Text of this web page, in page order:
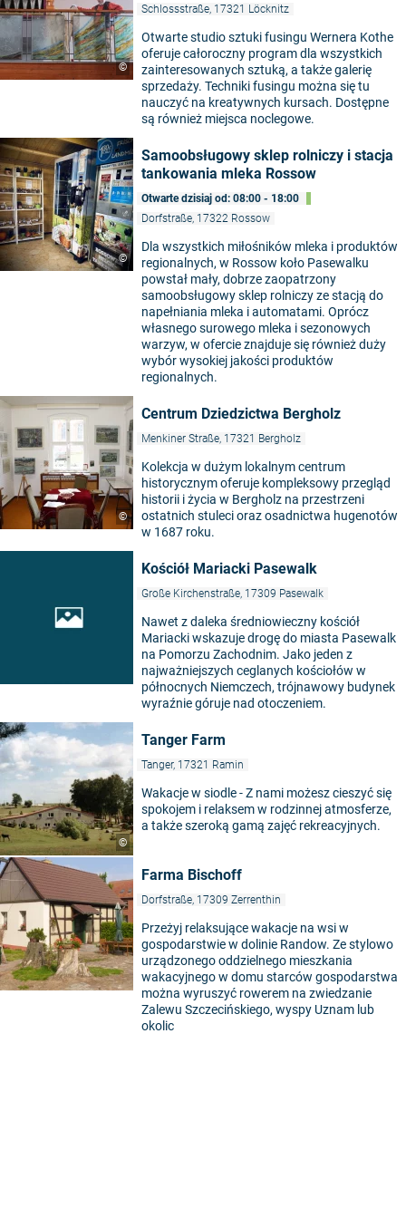
©
Schlossstraße, 17321 Löcknitz
Otwarte studio sztuki fusingu Wernera Kothe
oferuje całoroczny program dla wszystkich
zainteresowanych sztuką, a także galerię
sprzedaży. Techniki fusingu można się tu
nauczyć na kreatywnych kursach. Dostępne
są również miejsca noclegowe.
©
Samoobsługowy sklep rolniczy i stacja
tankowania mleka Rossow
Otwarte dzisiaj od: 08:00 - 18:00
Dorfstraße, 17322 Rossow
Dla wszystkich miłośników mleka i produktów
regionalnych, w Rossow koło Pasewalku
powstał mały, dobrze zaopatrzony
samoobsługowy sklep rolniczy ze stacją do
napełniania mleka i automatami. Oprócz
własnego surowego mleka i sezonowych
warzyw, w ofercie znajduje się również duży
wybór wysokiej jakości produktów
regionalnych.
©
Centrum Dziedzictwa Bergholz
Menkiner Straße, 17321 Bergholz
Kolekcja w dużym lokalnym centrum
historycznym oferuje kompleksowy przegląd
historii i życia w Bergholz na przestrzeni
ostatnich stuleci oraz osadnictwa hugenotów
w 1687 roku.
Kościół Mariacki Pasewalk
Große Kirchenstraße, 17309 Pasewalk
Nawet z daleka średniowieczny kościół
Mariacki wskazuje drogę do miasta Pasewalk
na Pomorzu Zachodnim. Jako jeden z
najważniejszych ceglanych kościołów w
północnych Niemczech, trójnawowy budynek
wyraźnie góruje nad otoczeniem.
©
Tanger Farm
Tanger, 17321 Ramin
Wakacje w siodle - Z nami możesz cieszyć się
spokojem i relaksem w rodzinnej atmosferze,
a także szeroką gamą zajęć rekreacyjnych.
Farma Bischoff
Dorfstraße, 17309 Zerrenthin
Przeżyj relaksujące wakacje na wsi w
gospodarstwie w dolinie Randow. Ze stylowo
urządzonego oddzielnego mieszkania
wakacyjnego w domu starców gospodarstwa
można wyruszyć rowerem na zwiedzanie
Zalewu Szczecińskiego, wyspy Uznam lub
okolic